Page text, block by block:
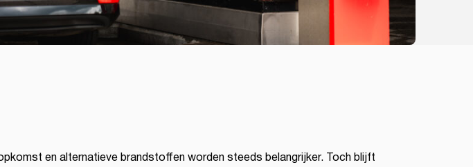
en alternatieve brandstoffen worden steeds belangrijker. Toch blijft